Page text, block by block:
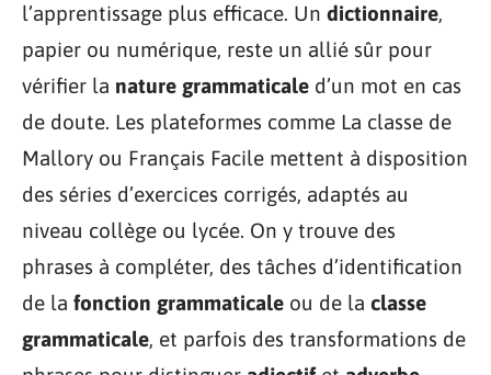
l’apprentissage plus efficace. Un dictionnaire,
papier ou numérique, reste un allié sûr pour
vérifier la nature grammaticale d’un mot en cas
de doute. Les plateformes comme La classe de
Mallory ou Français Facile mettent à disposition
des séries d’exercices corrigés, adaptés au
niveau collège ou lycée. On y trouve des
phrases à compléter, des tâches d’identification
de la fonction grammaticale ou de la classe
grammaticale, et parfois des transformations de